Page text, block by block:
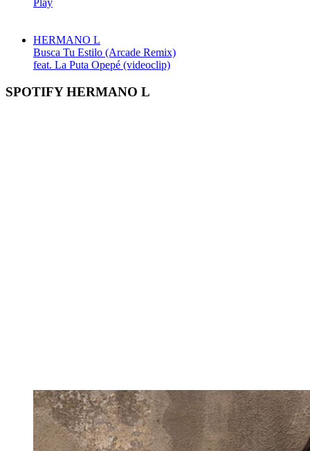
HERMANO L
Busca Tu Estilo (Arcade Remix)
feat. La Puta Opepé (videoclip)
SPOTIFY HERMANO L